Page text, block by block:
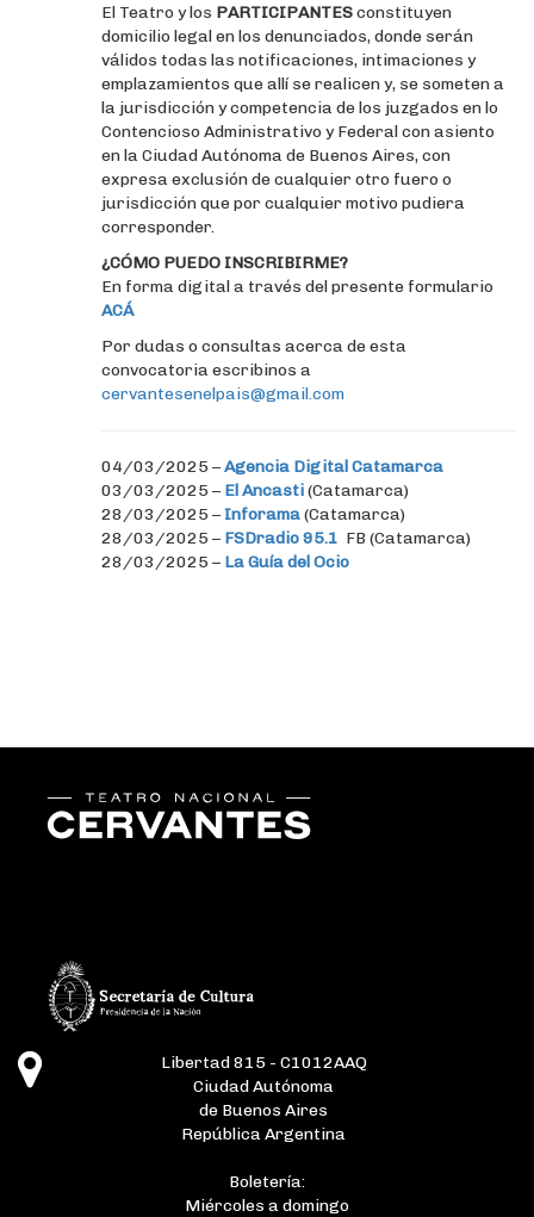
El Teatro y los PARTICIPANTESconstituyen
domicilio legal en los denunciados, donde serán
válidos todas las notificaciones, intimaciones y
emplazamientos que allí se realicen y, se someten a
la jurisdicción y competencia de los juzgados en lo
Contencioso Administrativo y Federal con asiento
en la Ciudad Autónoma de Buenos Aires, con
expresa exclusión de cualquier otro fuero o
jurisdicción que por cualquier motivo pudiera
corresponder.
¿CÓMO PUEDO INSCRIBIRME?
En forma digital a través del presente formulario
ACÁ
Por dudas o consultas acerca de esta
convocatoria escribinos a
cervantesenelpais@gmail.com
04/03/2025 –Agencia Digital Catamarca
03/03/2025 – El Ancasti(Catamarca)
28/03/2025 – Inforama(Catamarca)
28/03/2025 – FSDradio 95.1 FB (Catamarca)
28/03/2025 – La Guía del Ocio
Libertad 815 - C1012AAQ
Ciudad Autónoma
de Buenos Aires
República Argentina
Boletería:
Miércoles a domingo